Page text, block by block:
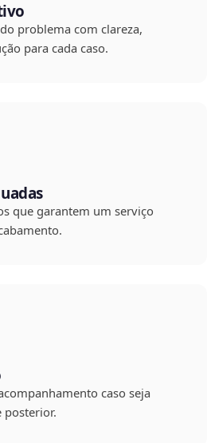
problema com clareza,
para cada caso.
que garantem um serviço
caso seja
posterior.